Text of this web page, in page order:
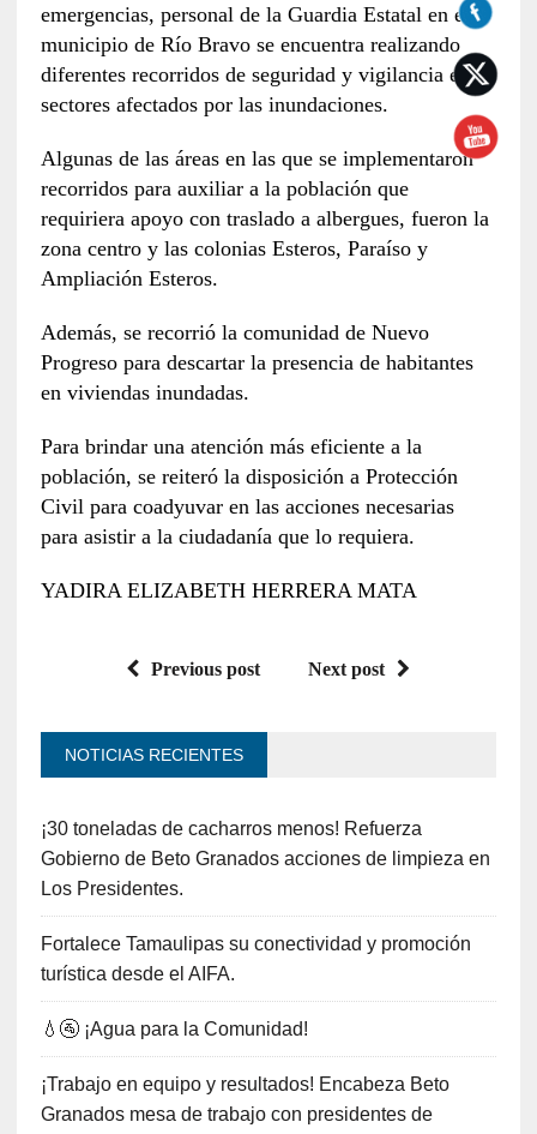
emergencias, personal de la Guardia Estatal en el
municipio de Río Bravo se encuentra realizando
diferentes recorridos de seguridad y vigilancia en
sectores afectados por las inundaciones.
Algunas de las áreas en las que se implementaron
recorridos para auxiliar a la población que
requiriera apoyo con traslado a albergues, fueron la
zona centro y las colonias Esteros, Paraíso y
Ampliación Esteros.
Además, se recorrió la comunidad de Nuevo
Progreso para descartar la presencia de habitantes
en viviendas inundadas.
Para brindar una atención más eficiente a la
población, se reiteró la disposición a Protección
Civil para coadyuvar en las acciones necesarias
para asistir a la ciudadanía que lo requiera.
YADIRA ELIZABETH HERRERA MATA
Previous post Next post
NOTICIAS RECIENTES
¡30 toneladas de cacharros menos! Refuerza
Gobierno de Beto Granados acciones de limpieza en
Los Presidentes.
Fortalece Tamaulipas su conectividad y promoción
turística desde el AIFA.
💧🚰 ¡Agua para la Comunidad!
¡Trabajo en equipo y resultados! Encabeza Beto
Granados mesa de trabajo con presidentes de